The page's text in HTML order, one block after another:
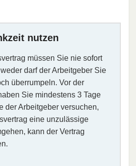
nutzen
müssen Sie nie sofort
darf der Arbeitgeber Sie
überrumpeln. Vor der
Sie mindestens 3 Tage
der Arbeitgeber versuchen,
eine unzulässige
kann der Vertrag